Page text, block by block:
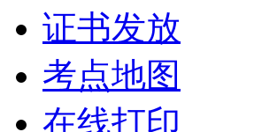
证书发放
考点地图
在线打印